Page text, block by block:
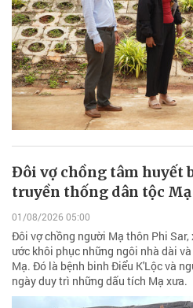
Đôi vợ chồng tâm huyết
truyền thống dân tộc Mạ
01/08/2026 05:00
Đôi vợ chồng người Mạ thôn Phi
ước khôi phục những ngôi nhà dài
Mạ. Đó là bệnh binh Điểu K'Lộc và
ngày duy trì những dấu tích Mạ xưa.